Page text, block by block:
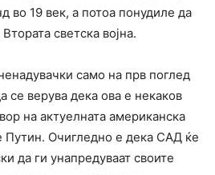
во 19 век, а потоа понудиле да
светска војна.
само на прв поглед
се верува дека ова е некаков
на актуелната американска
Путин. Очигледно е дека САД ќе
да ги унапредуваат своите